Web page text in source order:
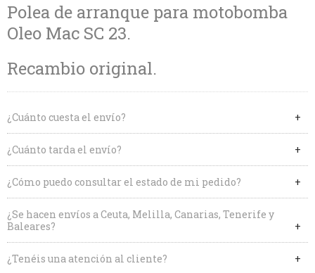
Polea de arranque para motobomba
Oleo Mac SC 23.
Recambio original.
¿Cuánto cuesta el envío?
¿Cuánto tarda el envío?
¿Cómo puedo consultar el estado de mi pedido?
¿Se hacen envíos a Ceuta, Melilla, Canarias, Tenerife y
Baleares?
¿Tenéis una atención al cliente?